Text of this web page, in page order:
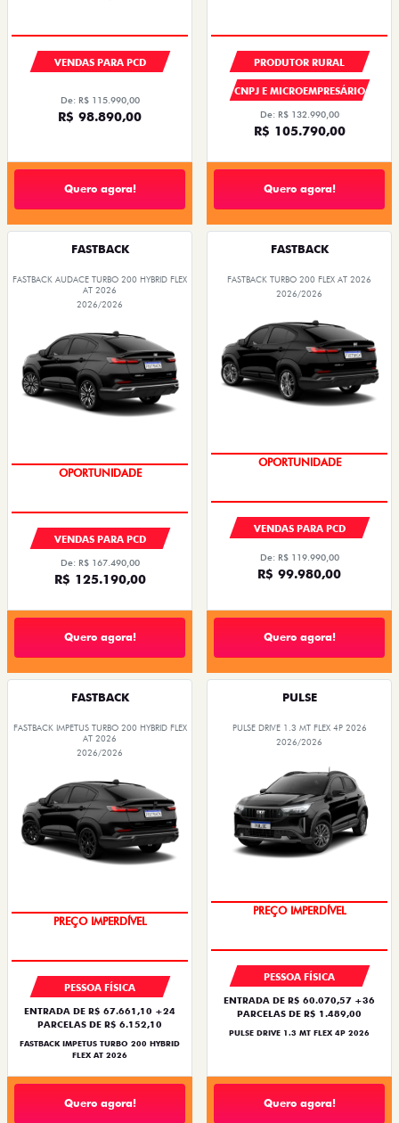
VENDAS PARA PCD
De: R$ 115.990,00
R$ 98.890,00
Quero agora!
PRODUTOR RURAL
CNPJ E MICROEMPRESÁRIO
De: R$ 132.990,00
R$ 105.790,00
Quero agora!
FASTBACK
FASTBACK AUDACE TURBO 200 HYBRID FLEX
AT 2026
2026/2026
OPORTUNIDADE
VENDAS PARA PCD
De: R$ 167.490,00
R$ 125.190,00
Quero agora!
FASTBACK
FASTBACK TURBO 200 FLEX AT 2026
2026/2026
OPORTUNIDADE
VENDAS PARA PCD
De: R$ 119.990,00
R$ 99.980,00
Quero agora!
FASTBACK
FASTBACK IMPETUS TURBO 200 HYBRID FLEX
AT 2026
2026/2026
PREÇO IMPERDÍVEL
PESSOA FÍSICA
ENTRADA DE R$ 67.661,10 +24
PARCELAS DE R$ 6.152,10
FASTBACK IMPETUS TURBO 200 HYBRID
FLEX AT 2026
Quero agora!
PULSE
PULSE DRIVE 1.3 MT FLEX 4P 2026
2026/2026
PREÇO IMPERDÍVEL
PESSOA FÍSICA
ENTRADA DE R$ 60.070,57 +36
PARCELAS DE R$ 1.489,00
PULSE DRIVE 1.3 MT FLEX 4P 2026
Quero agora!